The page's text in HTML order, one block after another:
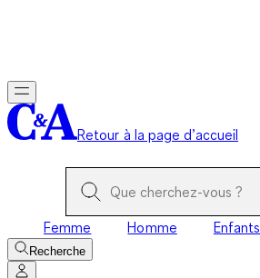
Retour à la page d’accueil
Femme Homme Enfants
Recherche